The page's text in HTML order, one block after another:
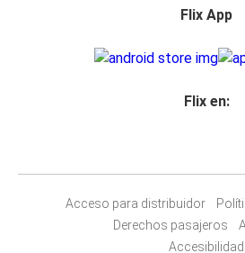
Flix App
Flix en:
Acceso para distribuidor
Derechos pasajeros
Accesibilidad